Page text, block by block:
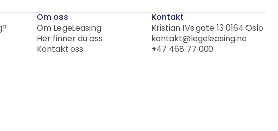
Om oss
Om LegeLeasing
Her finner du oss
Kontakt oss
Kontakt
Kristian IVs gate 13 0164 Oslo
kontakt@legeleasing.no
+47 468 77 000